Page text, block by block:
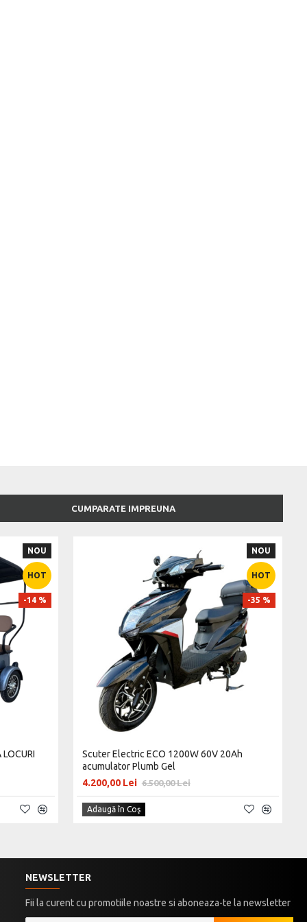
CUMPARATE IMPREUNA
NOU
HOT
-14 %
NOU
HOT
-35 %
Scuter Electric ECO 1200W 60V 20Ah
acumulator Plumb Gel
4.200,00 Lei 6.500,00 Lei
Adaugă în Coş
NEWSLETTER
Fii la curent cu promotiile noastre si aboneaza-te la newsletter